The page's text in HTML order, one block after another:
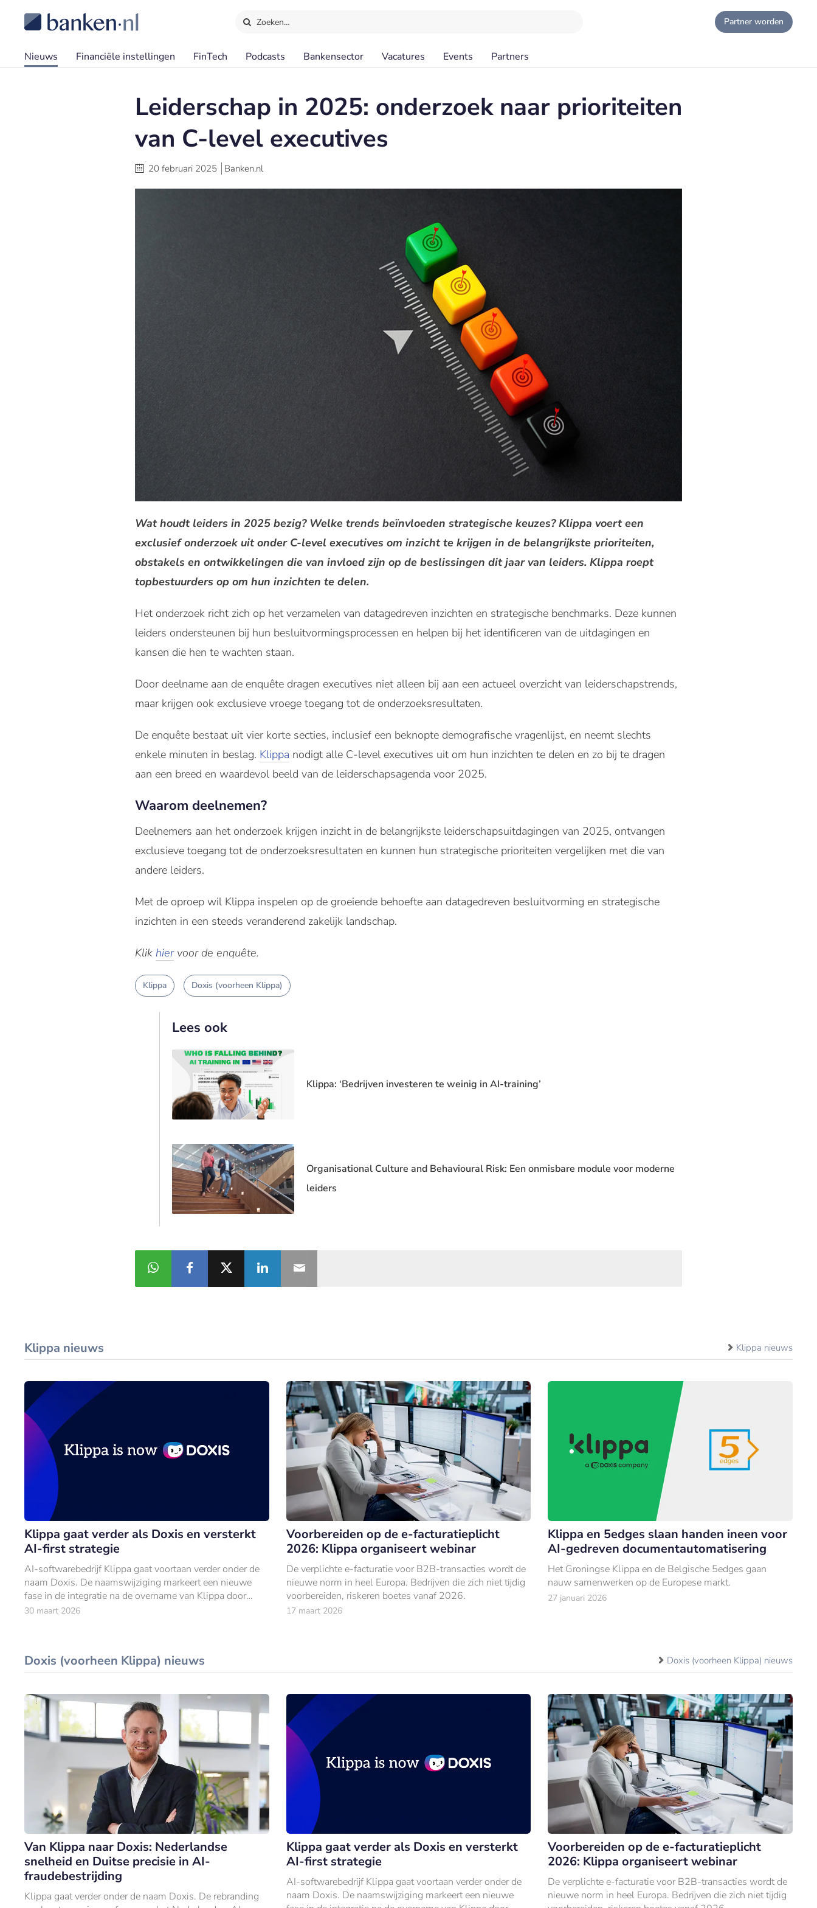
Zoeken… Partner worden
Nieuws Financiële instellingen FinTech Podcasts Bankensector Vacatures Events Partners
Leiderschap in 2025: onderzoek naar prioriteiten
van C-level executives
20 februari 2025 Banken.nl
Wat houdt leiders in 2025 bezig? Welke trends beïnvloeden strategische keuzes? Klippa voert een
exclusief onderzoek uit onder C-level executives om inzicht te krijgen in de belangrijkste prioriteiten,
obstakels en ontwikkelingen die van invloed zijn op de beslissingen dit jaar van leiders. Klippa roept
topbestuurders op om hun inzichten te delen.
Het onderzoek richt zich op het verzamelen van datagedreven inzichten en strategische benchmarks. Deze kunnen
leiders ondersteunen bij hun besluitvormingsprocessen en helpen bij het identificeren van de uitdagingen en
kansen die hen te wachten staan.
Door deelname aan de enquête dragen executives niet alleen bij aan een actueel overzicht van leiderschapstrends,
maar krijgen ook exclusieve vroege toegang tot de onderzoeksresultaten.
De enquête bestaat uit vier korte secties, inclusief een beknopte demografische vragenlijst, en neemt slechts
enkele minuten in beslag. Klippa nodigt alle C-level executives uit om hun inzichten te delen en zo bij te dragen
aan een breed en waardevol beeld van de leiderschapsagenda voor 2025.
Waarom deelnemen?
Deelnemers aan het onderzoek krijgen inzicht in de belangrijkste leiderschapsuitdagingen van 2025, ontvangen
exclusieve toegang tot de onderzoeksresultaten en kunnen hun strategische prioriteiten vergelijken met die van
andere leiders.
Met de oproep wil Klippa inspelen op de groeiende behoefte aan datagedreven besluitvorming en strategische
inzichten in een steeds veranderend zakelijk landschap.
Klik hiervoor de enquête.
Klippa Doxis (voorheen Klippa)
Lees ook
Klippa: ‘Bedrijven investeren te weinig in AI-training’
Organisational Culture and Behavioural Risk: Een onmisbare module voor moderne
leiders
Klippa nieuws Klippa nieuws
Klippa gaat verder als Doxis en versterkt
AI-first strategie
AI-softwarebedrijf Klippa gaat voortaan verder onder de
naam Doxis. De naamswijziging markeert een nieuwe
fase in de integratie na de overname van Klippa door
Doxis in maart vorig jaar.
30 maart 2026
Voorbereiden op de e-facturatieplicht
2026: Klippa organiseert webinar
De verplichte e-facturatie voor B2B-transacties wordt de
nieuwe norm in heel Europa. Bedrijven die zich niet tijdig
voorbereiden, riskeren boetes vanaf 2026.
17 maart 2026
Klippa en 5edges slaan handen ineen voor
AI-gedreven documentautomatisering
Het Groningse Klippa en de Belgische 5edges gaan
nauw samenwerken op de Europese markt.
27 januari 2026
Doxis (voorheen Klippa) nieuws Doxis (voorheen Klippa) nieuws
Van Klippa naar Doxis: Nederlandse
snelheid en Duitse precisie in AI-
fraudebestrijding
Klippa gaat verder onder de naam Doxis. De rebranding
Klippa gaat verder als Doxis en versterkt
AI-first strategie
AI-softwarebedrijf Klippa gaat voortaan verder onder de
naam Doxis. De naamswijziging markeert een nieuwe
Voorbereiden op de e-facturatieplicht
2026: Klippa organiseert webinar
De verplichte e-facturatie voor B2B-transacties wordt de
nieuwe norm in heel Europa. Bedrijven die zich niet tijdig